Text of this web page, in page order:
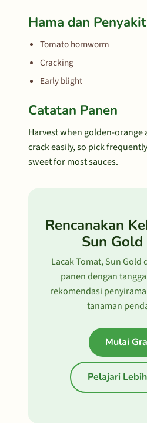
Hama dan
Tomato hornworm
Cracking
Early blight
Catatan Panen
Harvest when golden-
crack easily, so pick
sweet for most sauces.
Rencanakan
Sun
Lacak Tomat, Sun Gold
panen dengan
rekomendasi
tanaman
Mulai
Pelajari